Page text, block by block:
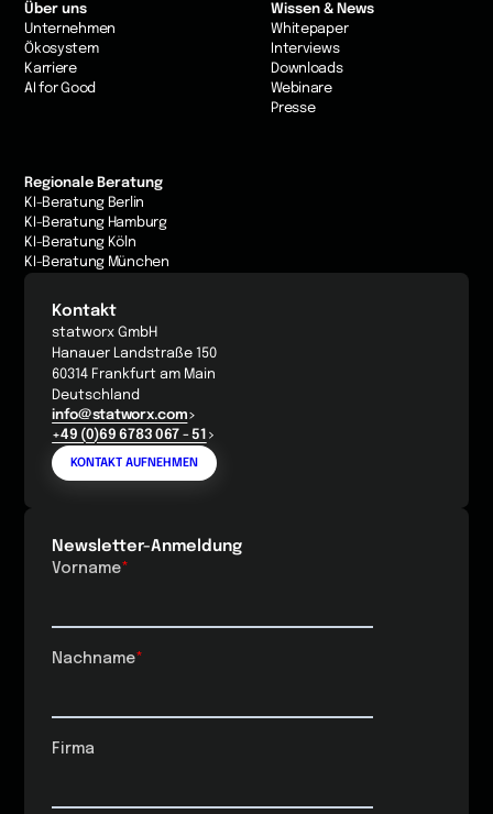
Über uns
Unternehmen
Ökosystem
Karriere
AI for Good
Wissen & News
Whitepaper
Interviews
Downloads
Webinare
Presse
Regionale Beratung
KI-Beratung Berlin
KI-Beratung Hamburg
KI-Beratung Köln
KI-Beratung München
Kontakt
statworx GmbH
Hanauer Landstraße 150
60314 Frankfurt am Main
Deutschland
info@statworx.com
+49 (0)69 6783 067 - 51
KONTAKT AUFNEHMEN
Newsletter-Anmeldung